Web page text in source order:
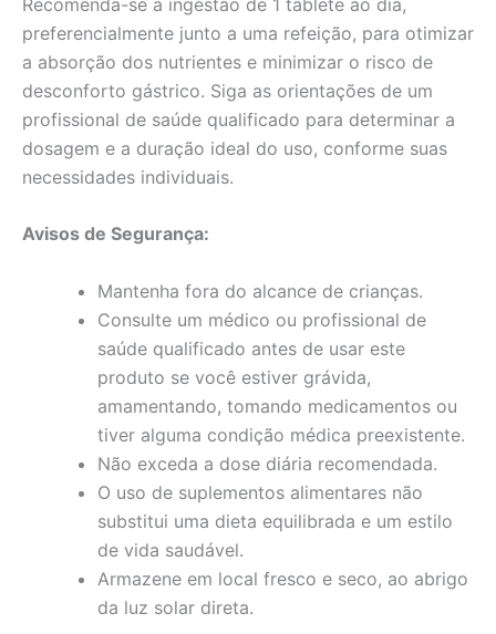
preferencialmente junto a uma refeição, para otimizar
a absorção dos nutrientes e minimizar o risco de
desconforto gástrico. Siga as orientações de um
profissional de saúde qualificado para determinar a
dosagem e a duração ideal do uso, conforme suas
necessidades individuais.
Avisos de Segurança:
Mantenha fora do alcance de crianças.
Consulte um médico ou profissional de
saúde qualificado antes de usar este
produto se você estiver grávida,
amamentando, tomando medicamentos ou
tiver alguma condição médica preexistente.
Não exceda a dose diária recomendada.
O uso de suplementos alimentares não
substitui uma dieta equilibrada e um estilo
de vida saudável.
Armazene em local fresco e seco, ao abrigo
da luz solar direta.